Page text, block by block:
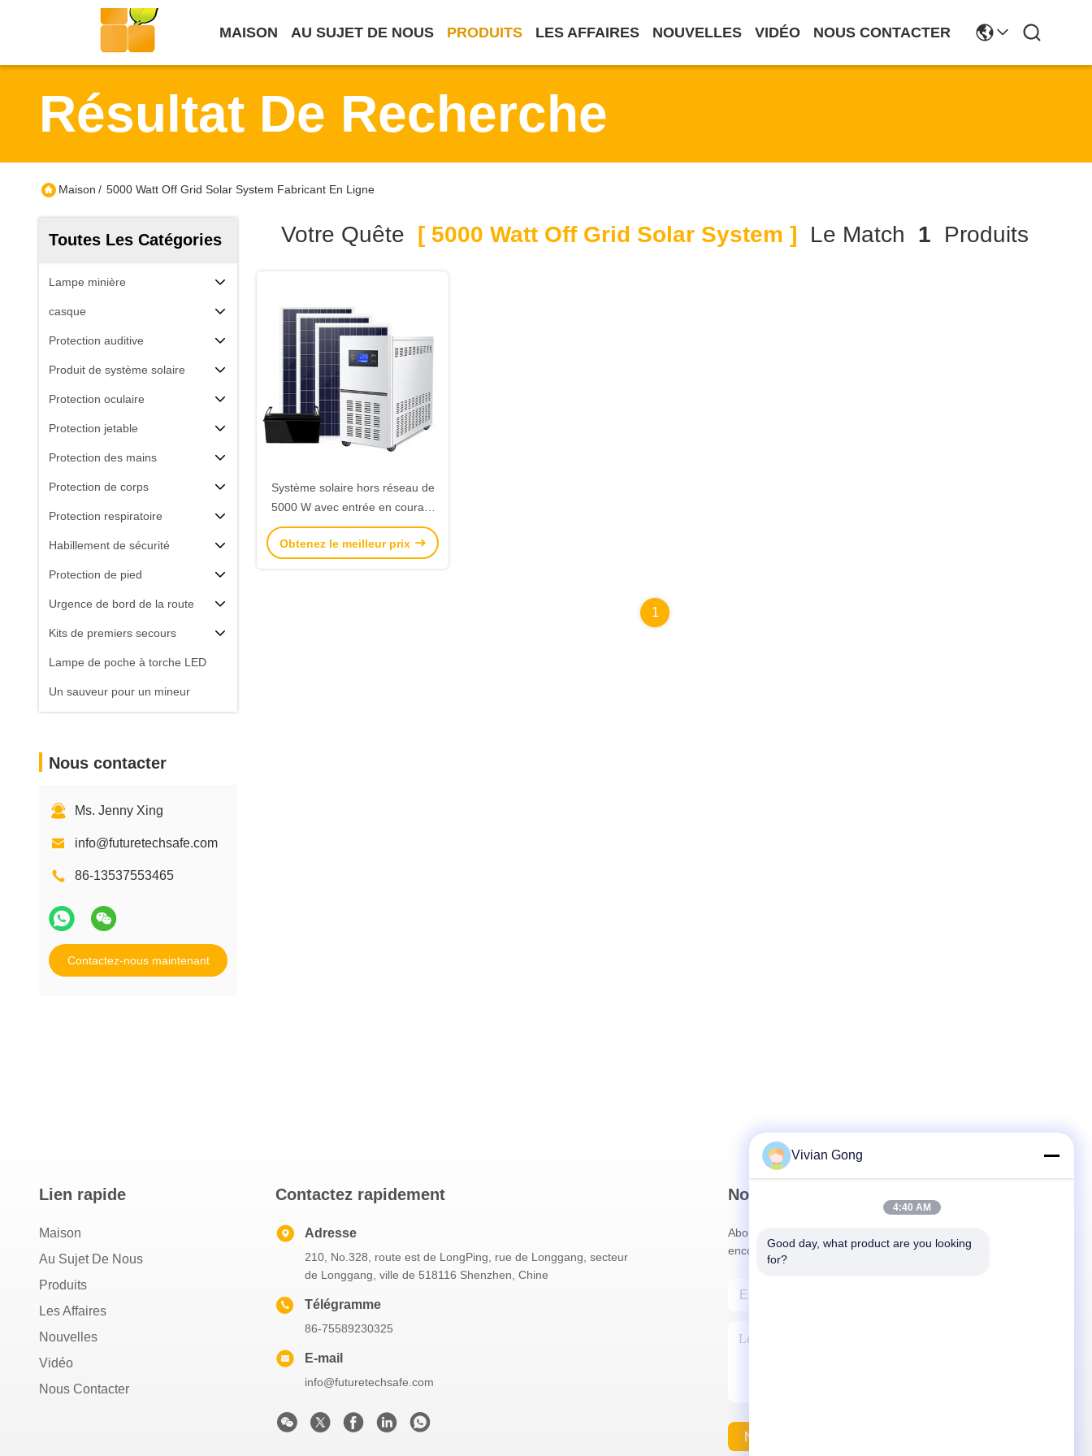
MAISON AU SUJET DE NOUS PRODUITS LES AFFAIRES NOUVELLES VIDÉO NOUS CONTACTER
Résultat De Recherche
Maison / 5000 Watt Off Grid Solar System Fabricant En Ligne
Toutes Les Catégories
Lampe minière
casque
Protection auditive
Produit de système solaire
Protection oculaire
Protection jetable
Protection des mains
Protection de corps
Protection respiratoire
Habillement de sécurité
Protection de pied
Urgence de bord de la route
Kits de premiers secours
Lampe de poche à torche LED
Un sauveur pour un mineur
Nous contacter
Ms. Jenny Xing
info@futuretechsafe.com
86-13537553465
Contactez-nous maintenant
Votre Quête [ 5000 Watt Off Grid Solar System ] Le Match 1 Produits
Système solaire hors réseau de
5000 W avec entrée en courant
continu de 48 V et ondes sinus
pures de 220 V pour l'électricité
Obtenez le meilleur prix
1
Lien rapide
Maison
Au Sujet De Nous
Produits
Les Affaires
Nouvelles
Vidéo
Nous Contacter
Contactez rapidement
Adresse
210, No.328, route est de LongPing, rue de Longgang, secteur
de Longgang, ville de 518116 Shenzhen, Chine
Télégramme
86-75589230325
E-mail
info@futuretechsafe.com
Notre newsletter
Abonnez-vous à notre newsletter pour des réductions et plus
encore.
Nous Contacter
Vivian Gong
4:40 AM
Good day, what product are you looking
for?